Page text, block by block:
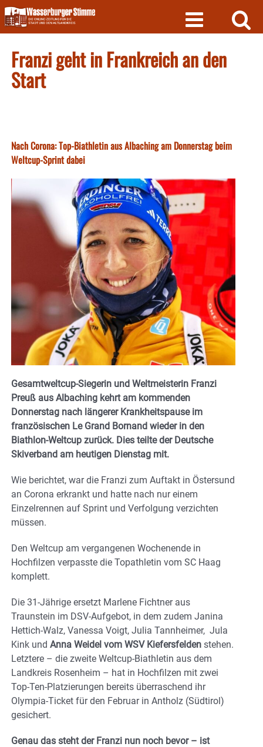
Skip
to
content
Franzi geht in Frankreich an den
Start
Nach Corona: Top-Biathletin aus Albaching am Donnerstag beim
Weltcup-Sprint dabei
Gesamtweltcup-Siegerin und Weltmeisterin Franzi
Preuß aus Albaching kehrt am kommenden
Donnerstag nach längerer Krankheitspause im
französischen Le Grand Bornand wieder in den
Biathlon-Weltcup zurück. Dies teilte der Deutsche
Skiverband am heutigen Dienstag mit.
Wie berichtet, war die Franzi zum Auftakt in Östersund
an Corona erkrankt und hatte nach nur einem
Einzelrennen auf Sprint und Verfolgung verzichten
müssen.
Den Weltcup am vergangenen Wochenende in
Hochfilzen verpasste die Topathletin vom SC Haag
komplett.
Die 31-Jährige ersetzt Marlene Fichtner aus
Traunstein im DSV-Aufgebot, in dem zudem Janina
Hettich-Walz, Vanessa Voigt, Julia Tannheimer, Jula
Kink und Anna Weidel vom WSV Kiefersfelden stehen.
Letztere – die zweite Weltcup-Biathletin aus dem
Landkreis Rosenheim – hat in Hochfilzen mit zwei
Top-Ten-Platzierungen bereits überraschend ihr
Olympia-Ticket für den Februar in Antholz (Südtirol)
gesichert.
Genau das steht der Franzi nun noch bevor – ist